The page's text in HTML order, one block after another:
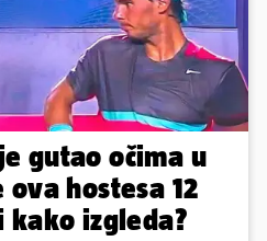
gutao očima u
hostesa 12
kako izgleda?